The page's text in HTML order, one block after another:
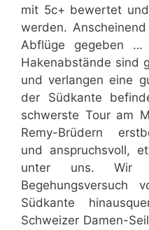
mit 5c+ bewertet
werden.
Abflüge gegeben …
Hakenabstände sind
und verlangen eine
der Südkante
schwerste Tour am
Remy-Brüdern
und anspruchsvoll,
unter uns. Wir
Südkante
Schweizer Damen-